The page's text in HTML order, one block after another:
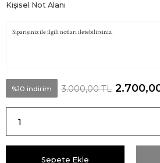
Kişisel Not Alanı
%10 indirim 3.000,00 TL
Sepete Ekle